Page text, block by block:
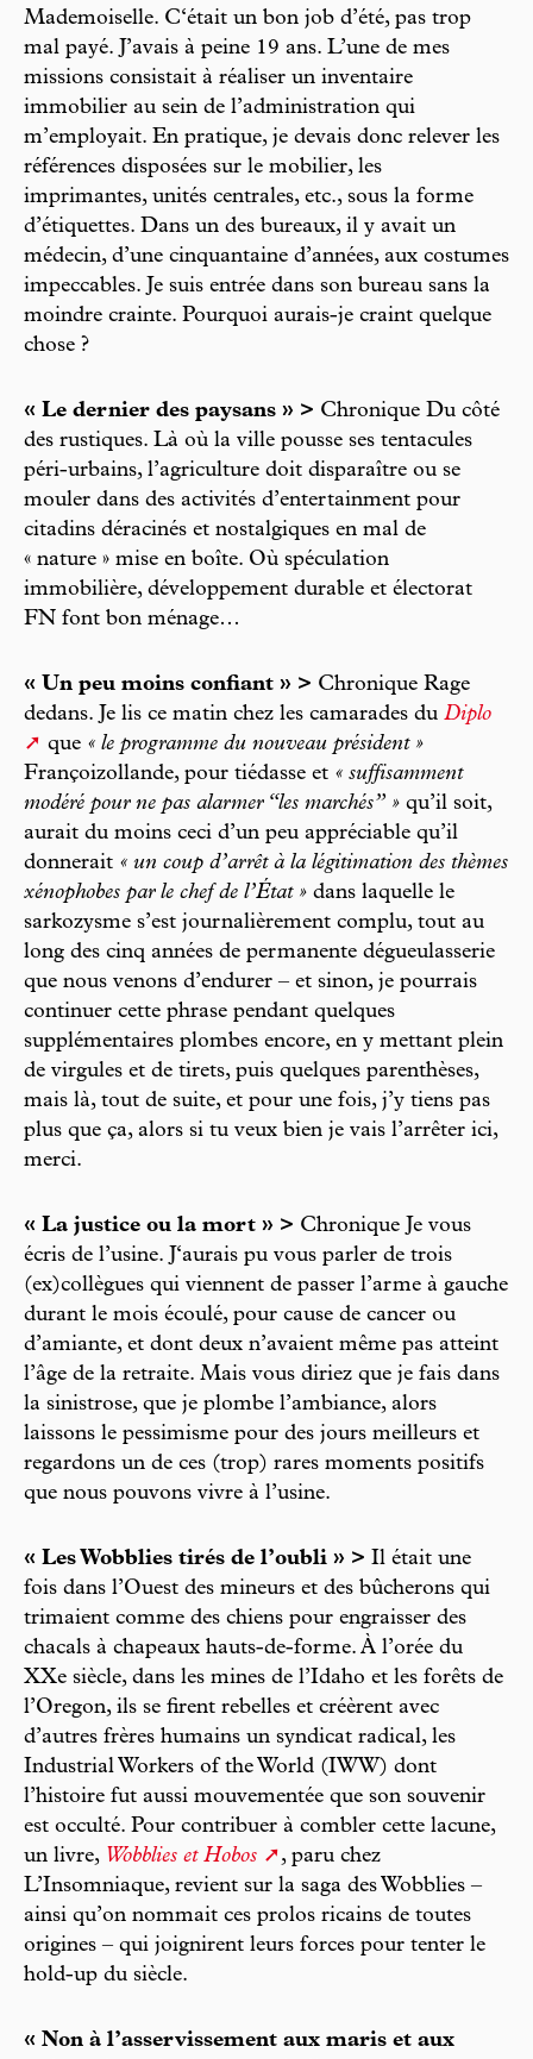
Mademoiselle. C‘était un bon job d’été, pas trop
mal payé. J’avais à peine 19 ans. L’une de mes
missions consistait à réaliser un inventaire
immobilier au sein de l’administration qui
m’employait. En pratique, je devais donc relever les
références disposées sur le mobilier, les
imprimantes, unités centrales, etc., sous la forme
d’étiquettes. Dans un des bureaux, il y avait un
médecin, d’une cinquantaine d’années, aux costumes
impeccables. Je suis entrée dans son bureau sans la
moindre crainte. Pourquoi aurais-je craint quelque
chose ?
« Le dernier des paysans » > Chronique Du côté
des rustiques. Là où la ville pousse ses tentacules
péri-urbains, l’agriculture doit disparaître ou se
mouler dans des activités d’entertainment pour
citadins déracinés et nostalgiques en mal de
« nature » mise en boîte. Où spéculation
immobilière, développement durable et électorat
FN font bon ménage…
« Un peu moins confiant » > Chronique Rage
dedans. Je lis ce matin chez les camarades du Diplo
que « le programme du nouveau président »
Françoizollande, pour tiédasse et « suffisamment
modéré pour ne pas alarmer “les marchés” » qu’il soit,
aurait du moins ceci d’un peu appréciable qu’il
donnerait « un coup d’arrêt à la légitimation des thèmes
xénophobes par le chef de l’État » dans laquelle le
sarkozysme s’est journalièrement complu, tout au
long des cinq années de permanente dégueulasserie
que nous venons d’endurer – et sinon, je pourrais
continuer cette phrase pendant quelques
supplémentaires plombes encore, en y mettant plein
de virgules et de tirets, puis quelques parenthèses,
mais là, tout de suite, et pour une fois, j’y tiens pas
plus que ça, alors si tu veux bien je vais l’arrêter ici,
merci.
« La justice ou la mort » > Chronique Je vous
écris de l’usine. J‘aurais pu vous parler de trois
(ex)collègues qui viennent de passer l’arme à gauche
durant le mois écoulé, pour cause de cancer ou
d’amiante, et dont deux n’avaient même pas atteint
l’âge de la retraite. Mais vous diriez que je fais dans
la sinistrose, que je plombe l’ambiance, alors
laissons le pessimisme pour des jours meilleurs et
regardons un de ces (trop) rares moments positifs
que nous pouvons vivre à l’usine.
« Les Wobblies tirés de l’oubli » > Il était une
fois dans l’Ouest des mineurs et des bûcherons qui
trimaient comme des chiens pour engraisser des
chacals à chapeaux hauts-de-forme. À l’orée du
XXe siècle, dans les mines de l’Idaho et les forêts de
l’Oregon, ils se firent rebelles et créèrent avec
d’autres frères humains un syndicat radical, les
Industrial Workers of the World (IWW) dont
l’histoire fut aussi mouvementée que son souvenir
est occulté. Pour contribuer à combler cette lacune,
un livre, Wobblies et Hobos
, paru chez
L’Insomniaque, revient sur la saga des Wobblies –
ainsi qu’on nommait ces prolos ricains de toutes
origines – qui joignirent leurs forces pour tenter le
hold-up du siècle.
« Non à l’asservissement aux maris et aux